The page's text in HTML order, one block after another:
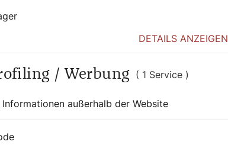
im Medienhaus der
hat das Rezept zur Galette von einer
DETAILS ANZEIGEN
/ Werbung ( 1 Service )
außerhalb der Website